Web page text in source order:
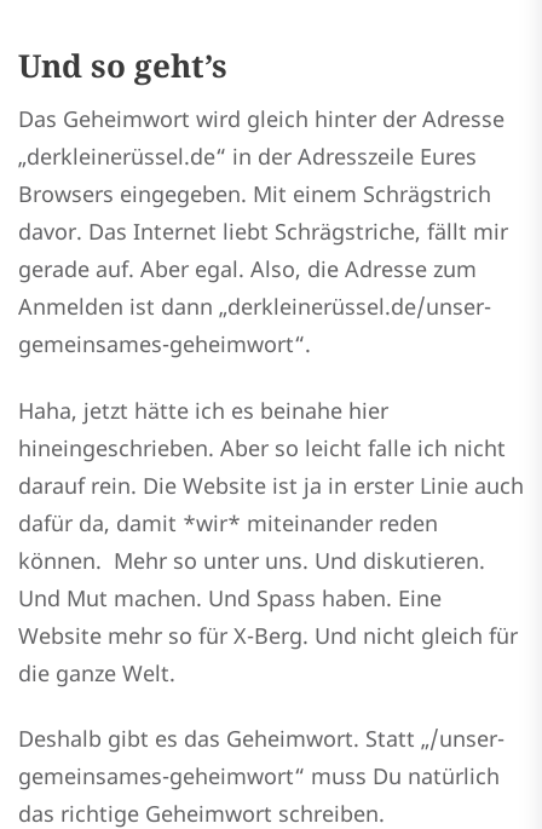
Und so geht’s
Das Geheimwort wird gleich hinter der Adresse
„derkleinerüssel.de“ in der Adresszeile Eures
Browsers eingegeben. Mit einem Schrägstrich
davor. Das Internet liebt Schrägstriche, fällt mir
gerade auf. Aber egal. Also, die Adresse zum
Anmelden ist dann „derkleinerüssel.de/unser-
gemeinsames-geheimwort“.
Haha, jetzt hätte ich es beinahe hier
hineingeschrieben. Aber so leicht falle ich nicht
darauf rein. Die Website ist ja in erster Linie auch
dafür da, damit *wir* miteinander reden
können. Mehr so unter uns. Und diskutieren.
Und Mut machen. Und Spass haben. Eine
Website mehr so für X-Berg. Und nicht gleich für
die ganze Welt.
Deshalb gibt es das Geheimwort. Statt „/unser-
gemeinsames-geheimwort“ muss Du natürlich
das richtige Geheimwort schreiben.